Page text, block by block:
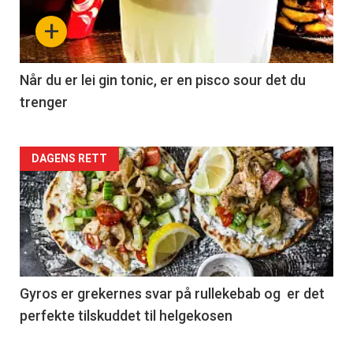
+
Når du er lei gin tonic, er en pisco sour det du
trenger
Forsiden
akkurat
nå
-
2
DAGENS RETT
Gyros er grekernes svar på rullekebab og er det
perfekte tilskuddet til helgekosen